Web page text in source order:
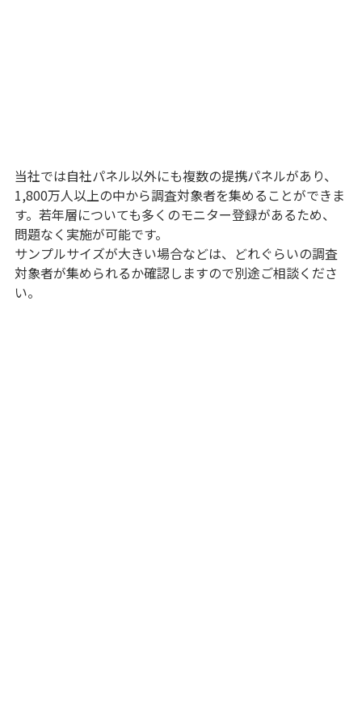
当社では自社パネル以外にも複数の提携パネルがあり、
1,800万人以上の中から調査対象者を集めることができま
す。若年層についても多くのモニター登録があるため、
問題なく実施が可能です。
サンプルサイズが大きい場合などは、どれぐらいの調査
対象者が集められるか確認しますので別途ご相談くださ
い。